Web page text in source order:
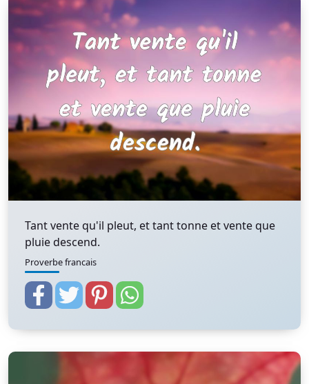
Tant vente qu'il pleut, et tant tonne et vente que
pluie descend.
Proverbe francais